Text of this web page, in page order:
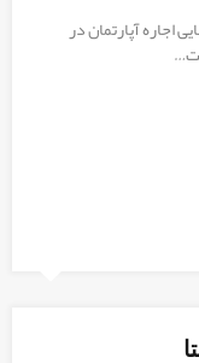
اجاره آپارتمان در